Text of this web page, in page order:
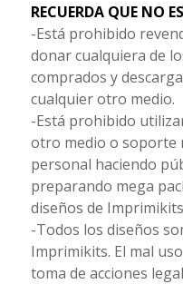
RECUERDA QUE NO
-Está prohibido
donar cualquiera de
comprados y
cualquier otro medio.
-Está prohibido
otro medio o soporte
personal haciendo
preparando mega
diseños de Imprimikits
-Todos los diseños
Imprimikits. El mal
toma de acciones